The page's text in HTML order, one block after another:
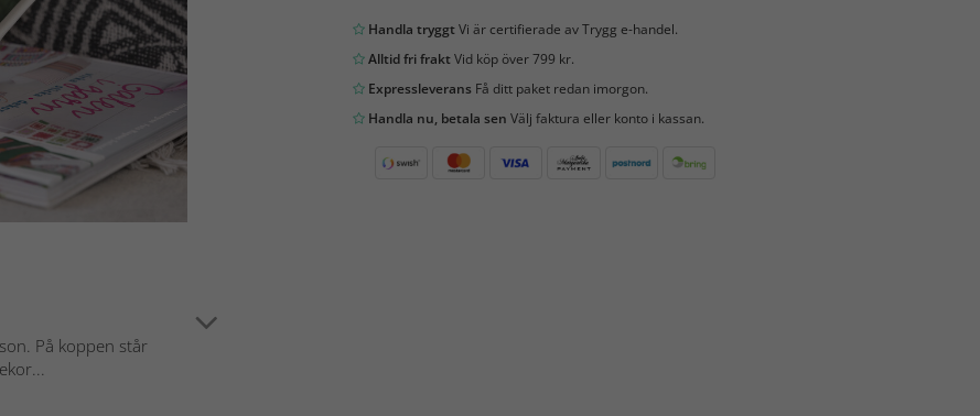
På koppen står
Handla tryggtVi är certifierade av Trygg e-handel.
Alltid fri fraktVid köp över 799 kr.
ExpressleveransFå ditt paket redan imorgon.
Handla nu, betala sen Välj faktura eller konto i kassan.